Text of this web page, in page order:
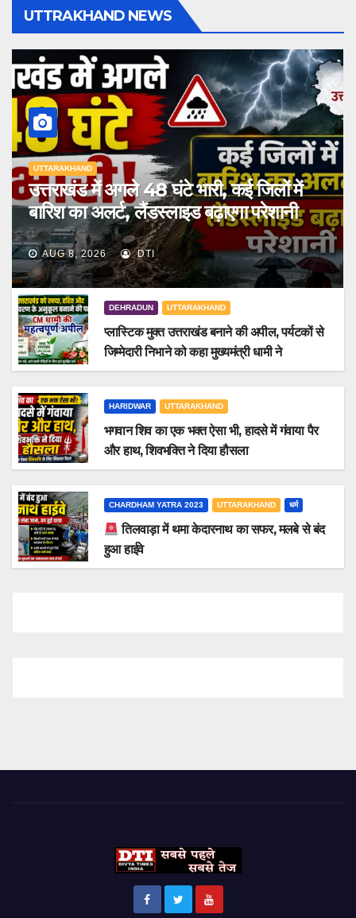
UTTRAKHAND NEWS
UTTARAKHAND
उत्तराखंड में अगले 48 घंटे भारी, कई जिलों में
बारिश का अलर्ट, लैंडस्लाइड बढ़ाएगा परेशानी
AUG 8, 2026 DTI
DEHRADUN UTTARAKHAND
प्लास्टिक मुक्त उत्तराखंड बनाने की अपील, पर्यटकों से
जिम्मेदारी निभाने को कहा मुख्यमंत्री धामी ने
HARIDWAR UTTARAKHAND
भगवान शिव का एक भक्त ऐसा भी, हादसे में गंवाया पैर
और हाथ, शिवभक्ति ने दिया हौसला
CHARDHAM YATRA 2023 UTTARAKHAND धर्म
तिलवाड़ा में थमा केदारनाथ का सफर, मलबे से बंद
हुआ हाईवे